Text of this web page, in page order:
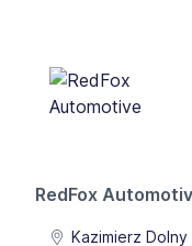
RedFox
Kazimierz Dolny